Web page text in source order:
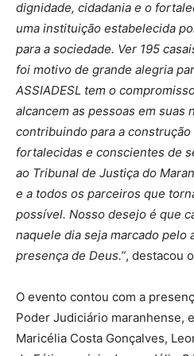
dignidade, cidadania e o
uma instituição estabelecida
para a sociedade. Ver 195
foi motivo de grande alegria
ASSIADESL tem o
alcancem as pessoas em suas
contribuindo para a construção
fortalecidas e conscientes de
ao Tribunal de Justiça do
e a todos os parceiros que
possível. Nosso desejo é que
naquele dia seja marcado pelo
presença de Deus.”, destacou
O evento contou com a
Poder Judiciário maranhense,
Maricélia Costa Gonçalves,